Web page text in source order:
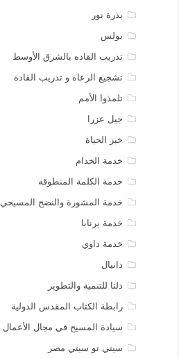
بذرة نور
بولس
تدريب القاده بالشرق الأوسط
تشجيع الرعاة و تدريب القادة
تلمذوا الأمم
جيل عزرا
خبز الحياة
خدمة الخدام
خدمة الكلمة المنطوقة
خدمة المشورة والنضج المسيحي
خدمة برنابا
خدمة داوي
دانيال
دلتا للتنمية والتطوير
رابطة الكتاب المقدس الدولية
سيادة المسيح في مجال الأعمال
سيتي تو سيتي مصر